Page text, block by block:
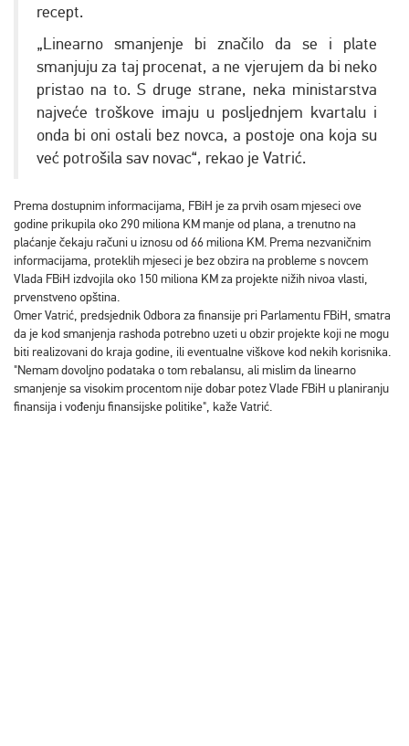
recept.
„Linearno smanjenje bi značilo da se i plate
smanjuju za taj procenat, a ne vjerujem da bi neko
pristao na to. S druge strane, neka ministarstva
najveće troškove imaju u posljednjem kvartalu i
onda bi oni ostali bez novca, a postoje ona koja su
već potrošila sav novac“, rekao je Vatrić.
Prema dostupnim informacijama, FBiH je za prvih osam mjeseci ove
godine prikupila oko 290 miliona KM manje od plana, a trenutno na
plaćanje čekaju računi u iznosu od 66 miliona KM. Prema nezvaničnim
informacijama, proteklih mjeseci je bez obzira na probleme s novcem
Vlada FBiH izdvojila oko 150 miliona KM za projekte nižih nivoa vlasti,
prvenstveno opština.
Omer Vatrić, predsjednik Odbora za finansije pri Parlamentu FBiH, smatra
da je kod smanjenja rashoda potrebno uzeti u obzir projekte koji ne mogu
biti realizovani do kraja godine, ili eventualne viškove kod nekih korisnika.
"Nemam dovoljno podataka o tom rebalansu, ali mislim da linearno
smanjenje sa visokim procentom nije dobar potez Vlade FBiH u planiranju
finansija i vođenju finansijske politike", kaže Vatrić.